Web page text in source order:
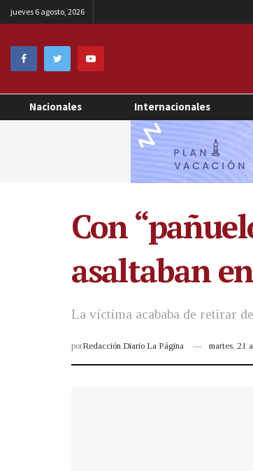
jueves 6 agosto, 2026
Nacionales Internacionales
Con
asaltaban
La víctima acababa de retirar
porRedacción Diario La Página martes, 21